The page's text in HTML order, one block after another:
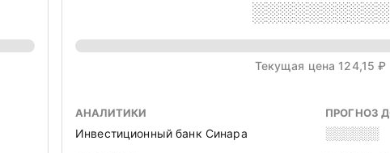
░░░░░░░░░░
Текущая цена 124,15 ₽
АНАЛИТИКИ
Инвестиционный банк Синара
ПРОГНОЗ
░░░░░░